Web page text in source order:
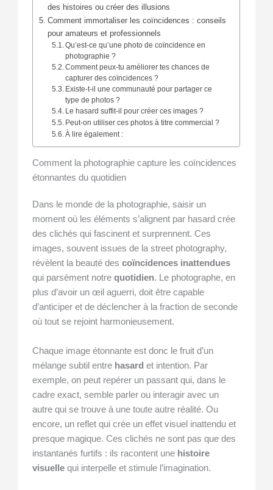
des histoires ou créer des illusions
Comment immortaliser les coïncidences : conseils
pour amateurs et professionnels
Qu’est-ce qu’une photo de coïncidence en
photographie ?
Comment peux-tu améliorer tes chances de
capturer des coïncidences ?
Existe-t-il une communauté pour partager ce
type de photos ?
Le hasard suffit-il pour créer ces images ?
Peut-on utiliser ces photos à titre commercial ?
À lire également :
Comment la photographie capture les coïncidences
étonnantes du quotidien
Dans le monde de la photographie, saisir un
moment où les éléments s’alignent par hasard crée
des clichés qui fascinent et surprennent. Ces
images, souvent issues de la street photography,
révèlent la beauté descoïncidences inattendues
qui parsèment notrequotidien. Le photographe, en
plus d’avoir un œil aguerri, doit être capable
d’anticiper et de déclencher à la fraction de seconde
où tout se rejoint harmonieusement.
Chaque image étonnante est donc le fruit d’un
mélange subtil entre hasard et intention. Par
exemple, on peut repérer un passant qui, dans le
cadre exact, semble parler ou interagir avec un
autre qui se trouve à une toute autre réalité. Ou
encore, un reflet qui crée un effet visuel inattendu et
presque magique. Ces clichés ne sont pas que des
instantanés furtifs : ils racontent une histoire
visuelle qui interpelle et stimule l’imagination.